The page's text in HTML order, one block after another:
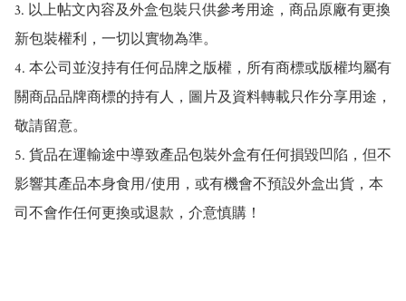
3. 以上帖文內容及外盒包裝只供參考用途，商品原廠有更換
新包裝權利，一切以實物為準。
4. 本公司並沒持有任何品牌之版權，所有商標或版權均屬有
關商品品牌商標的持有人，圖片及資料轉載只作分享用途，
敬請留意。
5. 貨品在運輸途中導致產品包裝外盒有任何損毀凹陷，但不
影響其產品本身食用/使用，或有機會不預設外盒出貨，本
司不會作任何更換或退款，介意慎購！